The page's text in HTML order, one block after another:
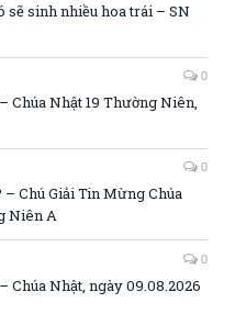
sẽ sinh nhiều hoa trái – SN
0
Chúa Nhật 19 Thường Niên,
0
Chú Giải Tin Mừng Chúa
Niên A
0
Chúa Nhật, ngày 09.08.2026